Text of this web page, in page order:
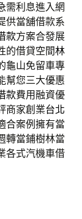
需利息進入網
供當舖借款系
款方案合發展
的借貸空間林
龜山免留車專
幫您三大優惠
款費用融資優
商家創業台北
合案例擁有當
轉當鋪樹林當
各式汽機車借